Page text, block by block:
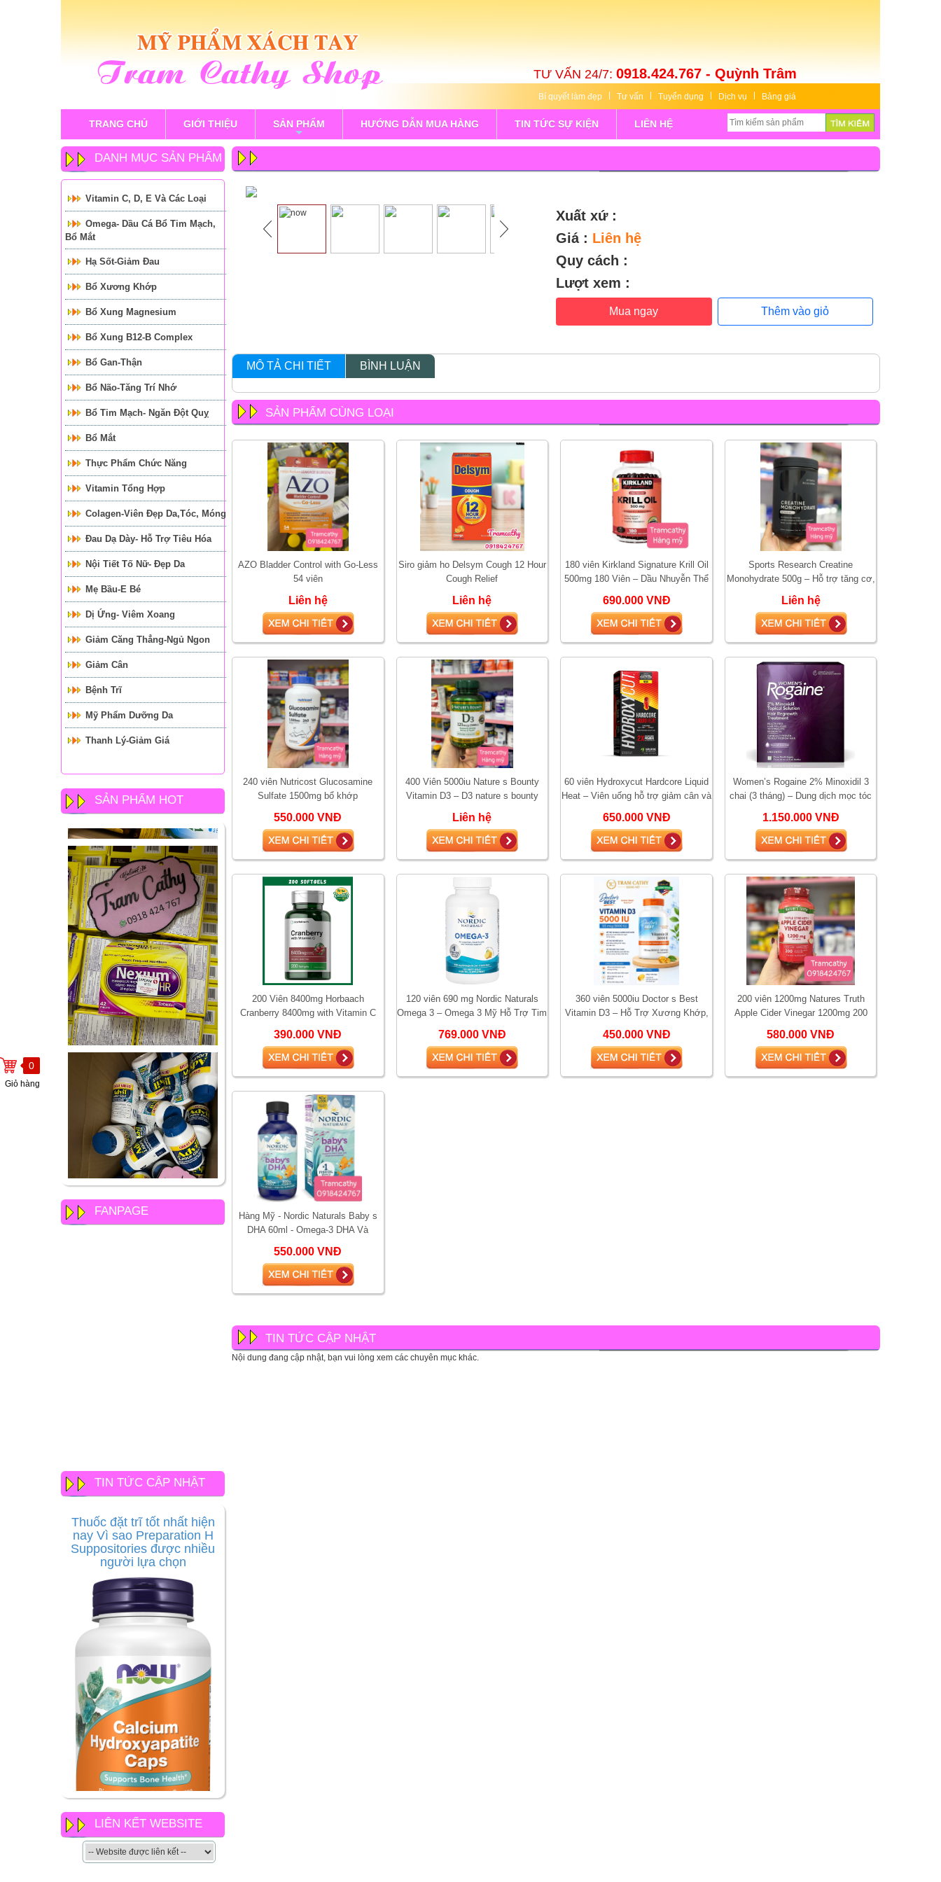
TƯ VẤN 24/7: 0918.424.767 - Quỳnh Trâm
Bí quyết làm đẹp Tư vấn Tuyển dụng Dịch vụ Bảng giá
0
Giỏ hàng
TRANG CHỦ GIỚI THIỆU
+
SẢN PHẨM HƯỚNG DẪN MUA HÀNG TIN TỨC SỰ KIỆN LIÊN HỆ
DANH MỤC SẢN PHẨM
Vitamin C, D, E Và Các Loại
Omega- Dầu Cá Bổ Tim Mạch,
Bổ Mắt
Hạ Sốt-Giảm Đau
Bổ Xương Khớp
Bổ Xung Magnesium
Bổ Xung B12-B Complex
Bổ Gan-Thận
Bổ Não-Tăng Trí Nhớ
Bổ Tim Mạch- Ngăn Đột Quỵ
Bổ Mắt
Thực Phẩm Chức Năng
Vitamin Tổng Hợp
Colagen-Viên Đẹp Da,tóc, Móng
Đau Dạ Dày- Hỗ Trợ Tiêu Hóa
Nội Tiết Tố Nữ- Đẹp Da
Mẹ Bầu-E Bé
Dị Ứng- Viêm Xoang
Giảm Căng Thẳng-Ngủ Ngon
Giảm Cân
Bệnh Trĩ
Mỹ Phẩm Dưỡng Da
Thanh Lý-Giảm Giá
SẢN PHẨM HOT
FANPAGE
TIN TỨC CẬP NHẬT
nay Vì sao Preparation H
Suppositories được nhiều
người lựa chọn
NOW Calcium
Hydroxyapatite Caps có gì
khác so với các loại canxi
LIÊN KẾT WEBSITE
Xuất xứ :
Giá : Liên hệ
Quy cách :
Lượt xem :
Mua ngay Thêm vào giỏ
MÔ TẢ CHI TIẾT BÌNH LUẬN
SẢN PHẨM CÙNG LOẠI
AZO Bladder Control with Go-Less
54 viên
Liên hệ
Siro giảm ho Delsym Cough 12 Hour
Cough Relief
Liên hệ
180 viên Kirkland Signature Krill Oil
500mg 180 Viên – Dầu Nhuyễn Thể
690.000 VNĐ
Sports Research Creatine
Monohydrate 500g – Hỗ trợ tăng cơ,
tăng sức mạnh và hiệu suất tập
luyện
Liên hệ
240 viên Nutricost Glucosamine
Sulfate 1500mg bổ khớp
550.000 VNĐ
400 Viên 5000iu Nature s Bounty
Vitamin D3 – D3 nature s bounty
5000
Liên hệ
60 viên Hydroxycut Hardcore Liquid
Heat – Viên uống hỗ trợ giảm cân và
650.000 VNĐ
Women’s Rogaine 2% Minoxidil 3
chai (3 tháng) – Dung dịch mọc tóc
1.150.000 VNĐ
200 Viên 8400mg Horbaach
Cranberry 8400mg with Vitamin C
viêm nhiễ
390.000 VNĐ
120 viên 690 mg Nordic Naturals
Omega 3 – Omega 3 Mỹ Hỗ Trợ Tim
769.000 VNĐ
360 viên 5000iu Doctor s Best
Vitamin D3 – Hỗ Trợ Xương Khớp,
450.000 VNĐ
200 viên 1200mg Natures Truth
Apple Cider Vinegar 1200mg 200
Hóa
580.000 VNĐ
Hàng Mỹ - Nordic Naturals Baby s
DHA 60ml - Omega-3 DHA Và
Bộ, Thị
550.000 VNĐ
TIN TỨC CẬP NHẬT
Nội dung đang cập nhật, bạn vui lòng xem các chuyên mục khác.